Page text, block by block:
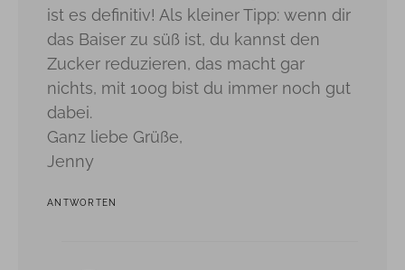
ist es definitiv! Als kleiner Tipp: wenn dir
das Baiser zu süß ist, du kannst den
Zucker reduzieren, das macht gar
nichts, mit 100g bist du immer noch gut
dabei.
Ganz liebe Grüße,
Jenny
ANTWORTEN